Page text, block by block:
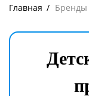
Главная / Бренды